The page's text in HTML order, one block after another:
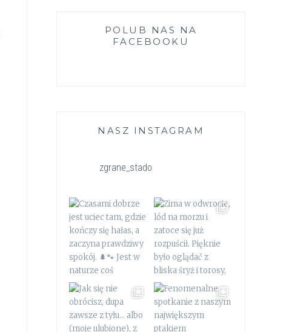
POLUB NAS NA
FACEBOOKU
NASZ INSTAGRAM
zgrane_stado